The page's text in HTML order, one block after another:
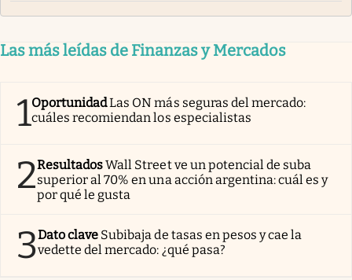
Las más leídas de Finanzas y Mercados
1OportunidadLas ON más seguras del mercado:
cuáles recomiendan los especialistas
2ResultadosWall Street ve un potencial de suba
superior al 70% en una acción argentina: cuál es y
por qué le gusta
3Dato clave Subibaja de tasas en pesos y cae la
vedette del mercado: ¿qué pasa?